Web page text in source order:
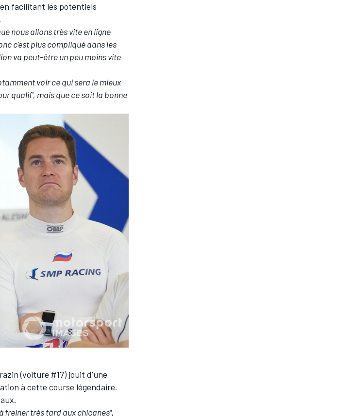
facilitant les potentiels
nous allons très vite en ligne
c'est plus compliqué dans les
va peut-être un peu moins vite
voir ce qui sera le mieux
qualif', mais que ce soit la bonne
(voiture #17) jouit d'une
à cette course légendaire.
freiner très tard aux chicanes",